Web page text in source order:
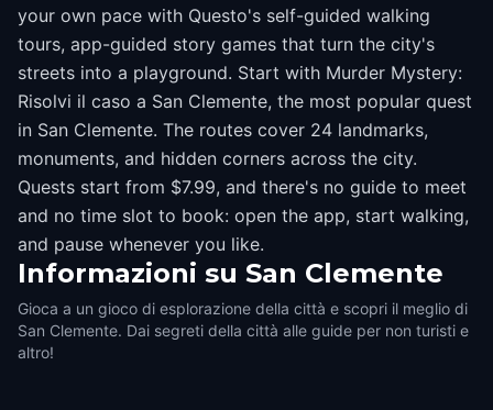
your own pace with Questo's self-guided walking
tours, app-guided story games that turn the city's
streets into a playground. Start with Murder Mystery:
Risolvi il caso a San Clemente, the most popular quest
in San Clemente. The routes cover 24 landmarks,
monuments, and hidden corners across the city.
Quests start from $7.99, and there's no guide to meet
and no time slot to book: open the app, start walking,
and pause whenever you like.
Informazioni su San Clemente
Gioca a un gioco di esplorazione della città e scopri il meglio di
San Clemente. Dai segreti della città alle guide per non turisti e
altro!